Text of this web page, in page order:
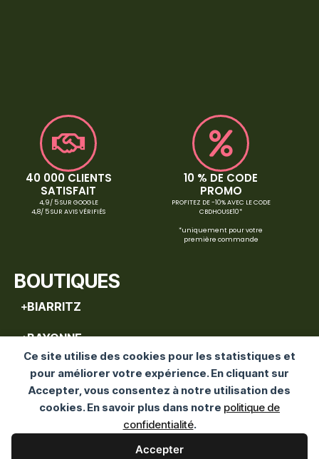
Ce site utilise des cookies pour les statistiques et
pour améliorer votre expérience. En cliquant sur
Accepter, vous consentez à notre utilisation des
cookies. En savoir plus dans notre politique de
confidentialité.
Accepter
40 000 CLIENTS
SATISFAIT
4,9/ 5 SUR GOOGLE
4,8/ 5 SUR AVIS VÉRIFIÉS
10 % DE CODE
PROMO
PROFITEZ DE -10% AVEC LE CODE
CBDHOUSE10*
*uniquement pour votre
première commande
BOUTIQUES
BIARRITZ
BAYONNE
CAPBRETON
HENDAYE
ST JEAN-DE-LUZ